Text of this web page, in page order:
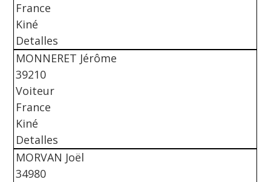
France
Kiné
Detalles
MONNERET Jérôme
39210
Voiteur
France
Kiné
Detalles
MORVAN Joël
34980